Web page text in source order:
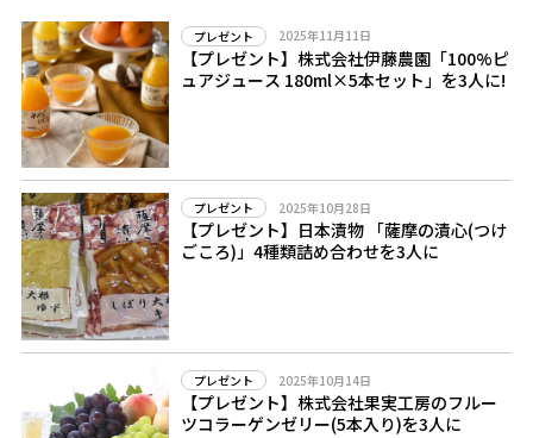
プレゼント 2025年11月11日
【プレゼント】株式会社伊藤農園「100%ピ
ュアジュース 180ml×5本セット」を3人に!
プレゼント 2025年10月28日
【プレゼント】日本漬物 「薩摩の漬心(つけ
ごころ)」4種類詰め合わせを3人に
プレゼント 2025年10月14日
【プレゼント】株式会社果実工房のフルー
ツコラーゲンゼリー(5本入り)を3人に